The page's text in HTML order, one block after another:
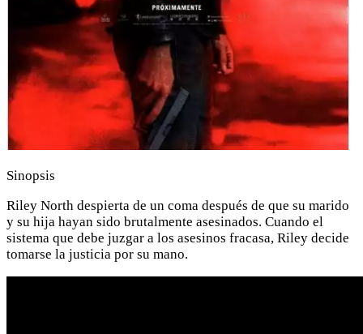
Sinopsis
Riley North despierta de un coma después de que su marido
y su hija hayan sido brutalmente asesinados. Cuando el
sistema que debe juzgar a los asesinos fracasa, Riley decide
tomarse la justicia por su mano.